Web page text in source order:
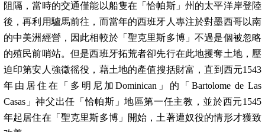
阻隔，當時的交通僅能以船隻在「恰帕斯」州的太平洋岸登陸
後，再利用驢馬前往，而當年的西班牙人專注於對墨西哥以南
的中美洲經營，因此相較於「聖克里斯多博」不過是個被忽略
的殖民前哨站。但是西班牙拓荒者卻先行在此地攫奪土地，壓
迫印第安人強徵徭役，藉土地的產值搜括財富，直到西元1543
年由居住在「多明尼加 Dominican 」的「Bartolome de Las
Casas 」神父出任「恰帕斯」地區第一任主教，並於西元1545
年起居住在「聖克里斯多博」開始，土著遭奴役的情形才獲致